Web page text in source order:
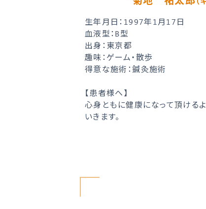
生年月日：1997年1月17日
血液型：B型
出身：東京都
趣味：ゲーム・散歩
得意な施術：鍼灸施術
【患者様へ】
心身ともに健康になって頂ける
いきます。